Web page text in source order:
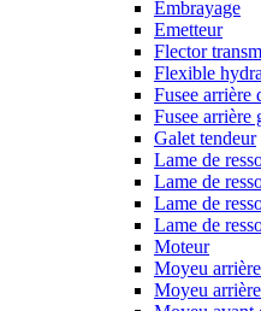
Embrayage
Emetteur
Flector
Flexible
Fusee arrière
Fusee arrière
Galet tendeur
Lame de
Lame de
Lame de
Lame de
Moteur
Moyeu
Moyeu